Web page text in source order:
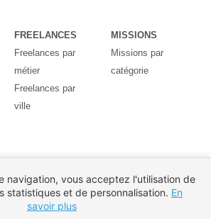
FREELANCES
Freelances par
métier
Freelances par
ville
MISSIONS
Missions par
catégorie
navigation, vous acceptez l'utilisation de
statistiques et de personnalisation. En
savoir plus